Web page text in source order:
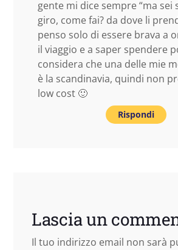
gente mi dice sempre “ma sei
giro, come fai? da dove li
penso solo di essere brava a
il viaggio e a saper spendere
considera che una delle mie
è la scandinavia, quindi non
low cost 🙂
Rispondi
Lascia un
Il tuo indirizzo email non sarà